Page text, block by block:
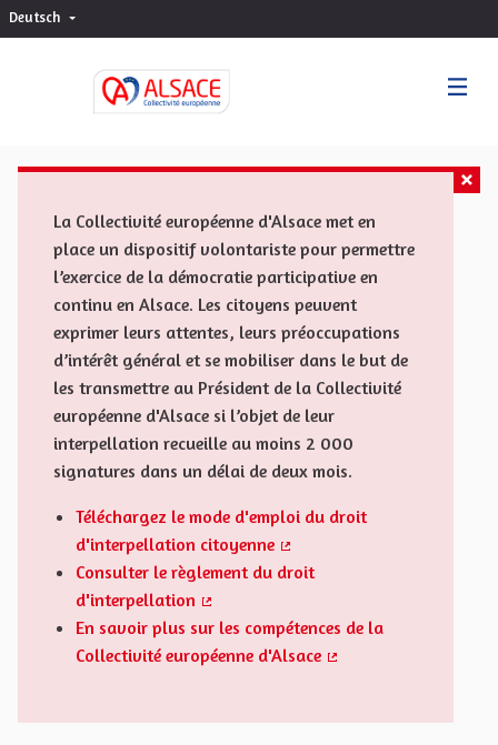
Deutsch Choisir la langue
La Collectivité européenne d'Alsace met en
place un dispositif volontariste pour permettre
l’exercice de la démocratie participative en
continu en Alsace. Les citoyens peuvent
exprimer leurs attentes, leurs préoccupations
d’intérêt général et se mobiliser dans le but de
les transmettre au Président de la Collectivité
européenne d'Alsace si l’objet de leur
interpellation recueille au moins 2 000
signatures dans un délai de deux mois.
Téléchargez le mode d'emploi du droit
d'interpellation citoyenne
(Externer Link)
Consulter le règlement du droit
d'interpellation
(Externer Link)
En savoir plus sur les compétences de la
Collectivité européenne d'Alsace